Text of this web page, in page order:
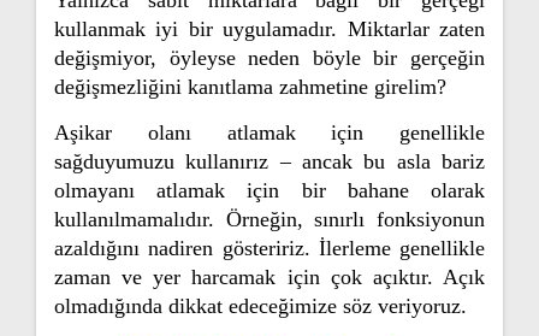
kullanmak iyi bir uygulamadır. Miktarlar zaten
değişmiyor, öyleyse neden böyle bir gerçeğin
değişmezliğini kanıtlama zahmetine girelim?
Aşikar olanı atlamak için genellikle
sağduyumuzu kullanırız – ancak bu asla bariz
olmayanı atlamak için bir bahane olarak
kullanılmamalıdır. Örneğin, sınırlı fonksiyonun
azaldığını nadiren gösteririz. İlerleme genellikle
zaman ve yer harcamak için çok açıktır. Açık
olmadığında dikkat edeceğimize söz veriyoruz.